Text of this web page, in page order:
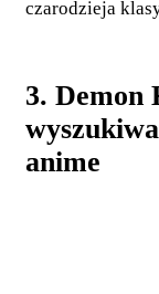
czarodzieja
3. Demon
anime